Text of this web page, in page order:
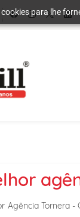
para lhe
Agência Tornera -